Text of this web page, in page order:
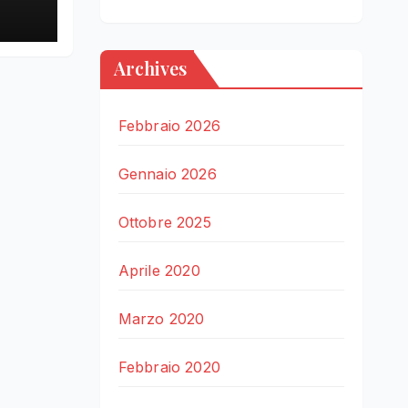
Archives
Febbraio 2026
Gennaio 2026
Ottobre 2025
Aprile 2020
Marzo 2020
Febbraio 2020